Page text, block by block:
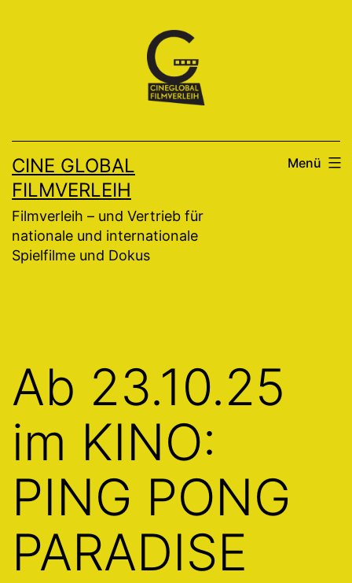
CINE GLOBAL
FILMVERLEIH
Filmverleih – und Vertrieb für
nationale und internationale
Spielfilme und Dokus
Menü
Ab 23.10.25
im KINO:
PING PONG
PARADISE